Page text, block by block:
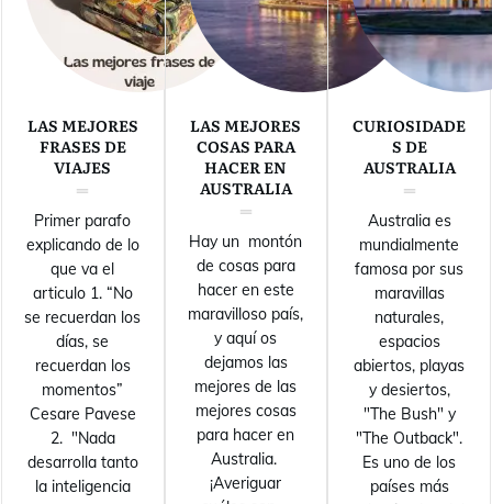
LAS MEJORES
FRASES DE
VIAJES
Primer parafo
explicando de lo
que va el
articulo 1. “No
se recuerdan los
días, se
recuerdan los
momentos”
Cesare Pavese
2. "Nada
desarrolla tanto
la inteligencia
LAS MEJORES
COSAS PARA
HACER EN
AUSTRALIA
Hay un montón
de cosas para
hacer en este
maravilloso país,
y aquí os
dejamos las
mejores de las
mejores cosas
para hacer en
Australia.
¡Averiguar
CURIOSIDADE
S DE
AUSTRALIA
Australia es
mundialmente
famosa por sus
maravillas
naturales,
espacios
abiertos, playas
y desiertos,
"The Bush" y
"The Outback".
Es uno de los
países más